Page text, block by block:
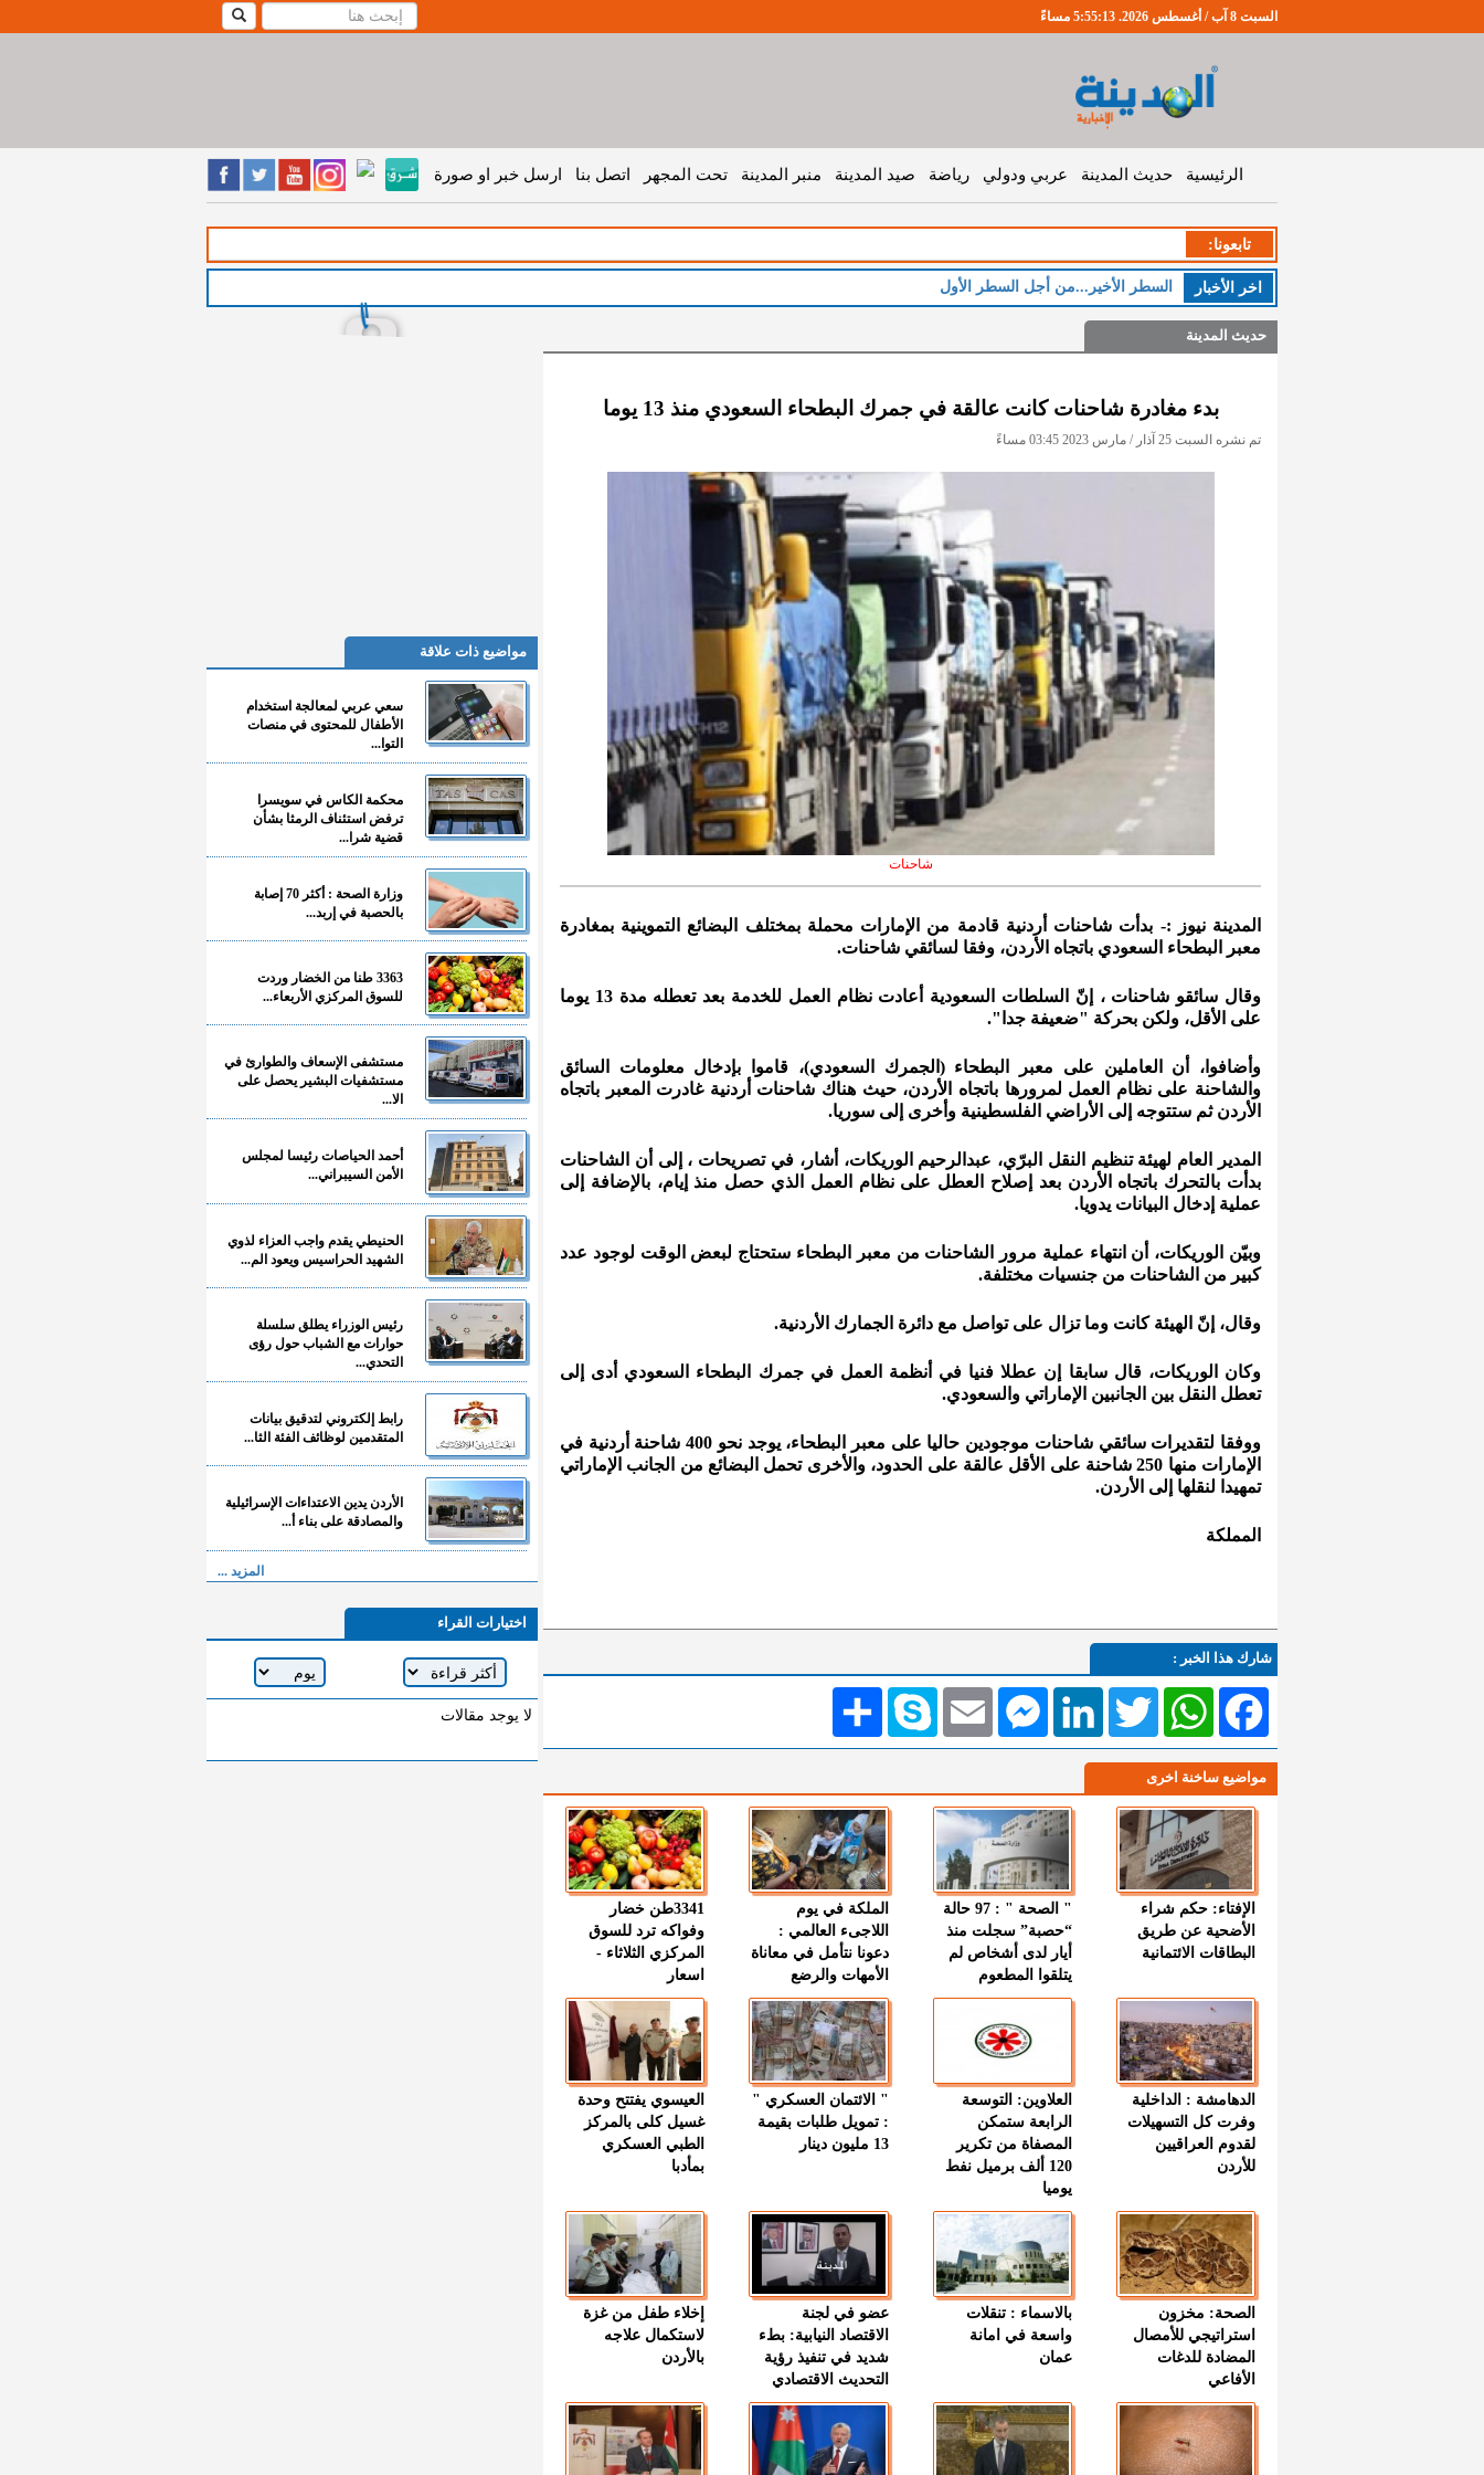
السبت 8 آب / أغسطس 2026. 5:55:14 مساءً
الرئيسية حديث المدينة عربي ودولي رياضة صيد المدينة منبر المدينة تحت المجهر اتصل بنا ارسل خبر او صورة
تابعونا:
اخر اﻷخبار
حديث المدينة
بدء مغادرة شاحنات كانت عالقة في جمرك البطحاء السعودي منذ 13 يوما
تم نشره السبت 25 آذار / مارس 2023 03:45 مساءً
شاحنات
المدينة نيوز :- بدأت شاحنات أردنية قادمة من الإمارات محملة بمختلف البضائع التموينية بمغادرة
معبر البطحاء السعودي باتجاه الأردن، وفقا لسائقي شاحنات.
وقال سائقو شاحنات ، إنّ السلطات السعودية أعادت نظام العمل للخدمة بعد تعطله مدة 13 يوما
على الأقل، ولكن بحركة "ضعيفة جدا".
وأضافوا، أن العاملين على معبر البطحاء (الجمرك السعودي)، قاموا بإدخال معلومات السائق
والشاحنة على نظام العمل لمرورها باتجاه الأردن، حيث هناك شاحنات أردنية غادرت المعبر باتجاه
الأردن ثم ستتوجه إلى الأراضي الفلسطينية وأخرى إلى سوريا.
المدير العام لهيئة تنظيم النقل البرّي، عبدالرحيم الوريكات، أشار، في تصريحات ، إلى أن الشاحنات
بدأت بالتحرك باتجاه الأردن بعد إصلاح العطل على نظام العمل الذي حصل منذ إيام، بالإضافة إلى
عملية إدخال البيانات يدويا.
وبيّن الوريكات، أن انتهاء عملية مرور الشاحنات من معبر البطحاء ستحتاج لبعض الوقت لوجود عدد
كبير من الشاحنات من جنسيات مختلفة.
وقال، إنّ الهيئة كانت وما تزال على تواصل مع دائرة الجمارك الأردنية.
وكان الوريكات، قال سابقا إن عطلا فنيا في أنظمة العمل في جمرك البطحاء السعودي أدى إلى
تعطل النقل بين الجانبين الإماراتي والسعودي.
ووفقا لتقديرات سائقي شاحنات موجودين حاليا على معبر البطحاء، يوجد نحو 400 شاحنة أردنية في
الإمارات منها 250 شاحنة على الأقل عالقة على الحدود، والأخرى تحمل البضائع من الجانب الإماراتي
تمهيدا لنقلها إلى الأردن.
المملكة
شارك هذا الخبر :
انشر Skype EmailMessengerLinkedIn TwitterWhatsAppFacebook
مواضيع ساخنة اخرى
الإفتاء: حكم شراء
الأضحية عن طريق
البطاقات الائتمانية
" الصحة " : 97 حالة
“حصبة” سجلت منذ
أيار لدى أشخاص لم
يتلقوا المطعوم
الملكة في يوم
اللاجىء العالمي :
دعونا نتأمل في معاناة
الأمهات والرضع
3341طن خضار
وفواكه ترد للسوق
المركزي الثلاثاء -
اسعار
الدهامشة : الداخلية
وفرت كل التسهيلات
لقدوم العراقيين
للأردن
العلاوين: التوسعة
الرابعة ستمكن
المصفاة من تكرير
120 ألف برميل نفط
يوميا
" الائتمان العسكري "
: تمويل طلبات بقيمة
13 مليون دينار
العيسوي يفتتح وحدة
غسيل كلى بالمركز
الطبي العسكري
بمأدبا
الصحة: مخزون
استراتيجي للأمصال
المضادة للدغات
الأفاعي
بالاسماء : تنقلات
واسعة في امانة
عمان
عضو في لجنة
الاقتصاد النيابية: بطء
شديد في تنفيذ رؤية
التحديث الاقتصادي
إخلاء طفل من غزة
لاستكمال علاجه
بالأردن
مواضيع ذات علاقة
سعي عربي لمعالجة استخدام
الأطفال للمحتوى في منصات
التوا...
محكمة الكاس في سويسرا
ترفض استئناف الرمثا بشأن
قضية شرا...
وزارة الصحة : أكثر 70 إصابة
بالحصبة في إربد...
3363 طنا من الخضار وردت
للسوق المركزي الأربعاء...
مستشفى الإسعاف والطوارئ في
مستشفيات البشير يحصل على
الا...
أحمد الحياصات رئيسا لمجلس
الأمن السيبراني...
الحنيطي يقدم واجب العزاء لذوي
الشهيد الحراسيس ويعود الم...
رئيس الوزراء يطلق سلسلة
حوارات مع الشباب حول رؤى
التحدي...
رابط إلكتروني لتدقيق بيانات
المتقدمين لوظائف الفئة الثا...
الأردن يدين الاعتداءات الإسرائيلية
والمصادقة على بناء أ...
المزيد ...
اختيارات القراء
لا يوجد مقالات